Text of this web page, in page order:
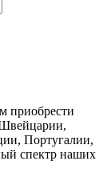
приобрести
Португалии,
спектр наших